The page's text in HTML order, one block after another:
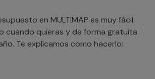
en MULTIMAP es muy fácil.
cuando quieras y de forma gratuita
Te explicamos como hacerlo: